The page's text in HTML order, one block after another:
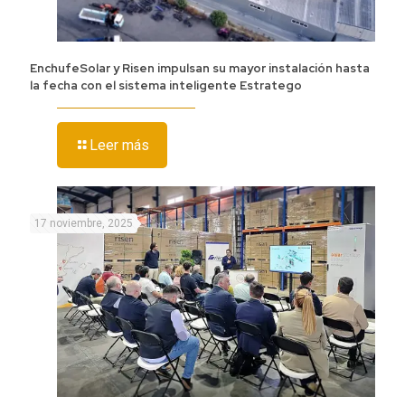
EnchufeSolar y Risen impulsan su mayor instalación hasta
la fecha con el sistema inteligente Estratego
Leer más
17 noviembre, 2025